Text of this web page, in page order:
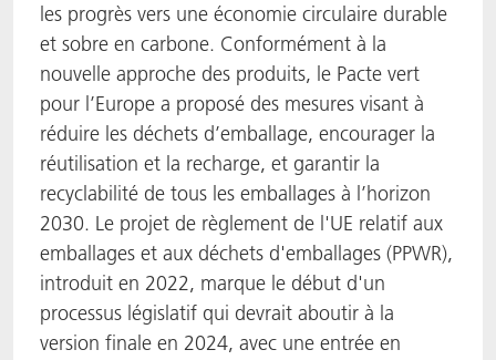
les progrès vers une économie circulaire durable
et sobre en carbone. Conformément à la
nouvelle approche des produits, le Pacte vert
pour l’Europe a proposé des mesures visant à
réduire les déchets d’emballage, encourager la
réutilisation et la recharge, et garantir la
recyclabilité de tous les emballages à l’horizon
2030. Le projet de règlement de l'UE relatif aux
emballages et aux déchets d'emballages (PPWR),
introduit en 2022, marque le début d'un
processus législatif qui devrait aboutir à la
version finale en 2024, avec une entrée en